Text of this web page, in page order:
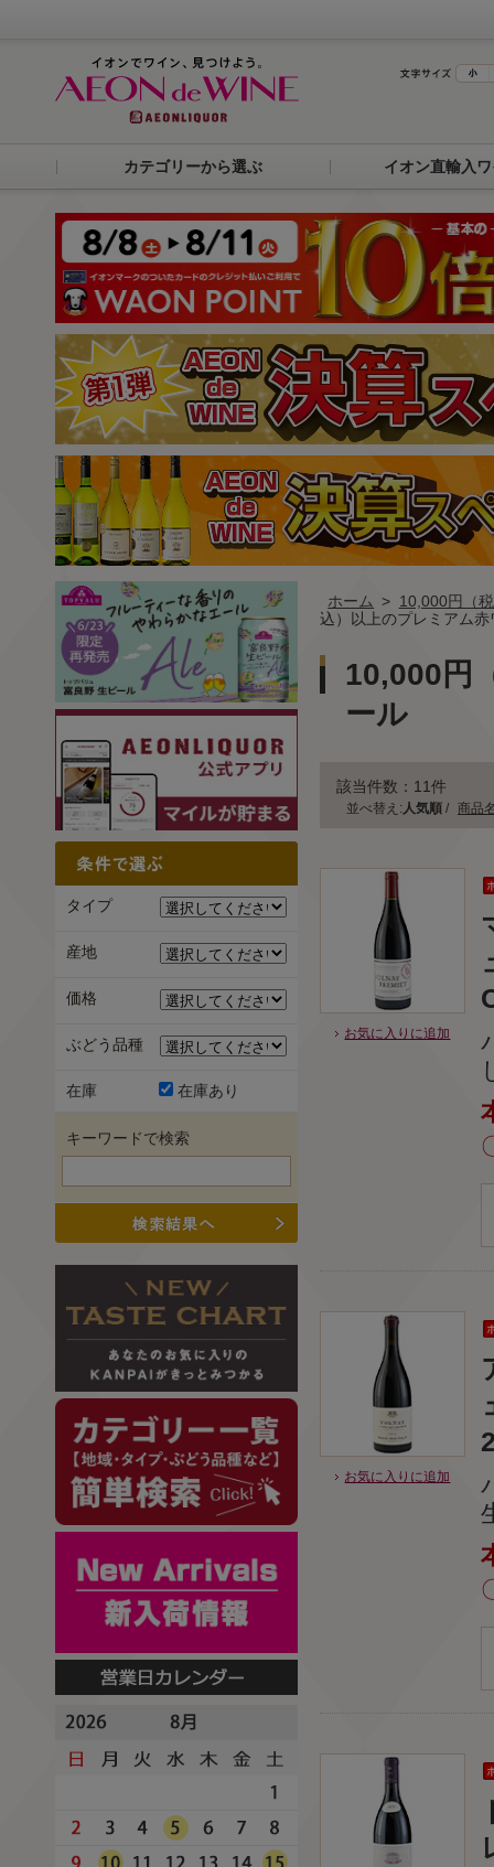
カテゴリーから選ぶ イオン直輸入
ホーム > 10,000円（
込）以上のプレミアム
10,000円
ール
該当件数：11件
並べ替え: 人気順 / 商品
お気に入りに追加
お気に入りに追加
タイプ
産地
価格
ぶどう品種
在庫 在庫あり
キーワードで検索